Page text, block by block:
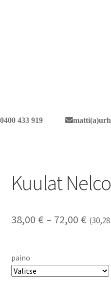
0400 433 919
Kuulat
38,00 € – 72,00 € (30,28
paino